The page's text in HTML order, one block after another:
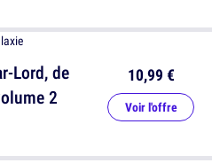
Lord, de
2
10,99 €
Voir l'offre